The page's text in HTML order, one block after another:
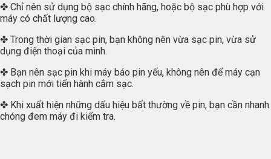
✤ Chỉ nên sử dụng bộ sạc chính hãng, hoặc bộ sạc phù hợp với
máy có chất lượng cao.
✤ Trong thời gian sạc pin, bạn không nên vừa sạc pin, vừa sử
dụng điện thoại của mình.
✤ Bạn nên sạc pin khi máy báo pin yếu, không nên để máy cạn
sạch pin mới tiến hành cắm sạc.
✤ Khi xuất hiện những dấu hiệu bất thường về pin, bạn cần nhanh
chóng đem máy đi kiểm tra.